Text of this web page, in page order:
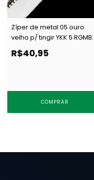
Zíper de metal 05 ouro
velho p/ tingir YKK 5 RGMB
CH CJ 2-WAY por metro
R$40,95
COMPRAR